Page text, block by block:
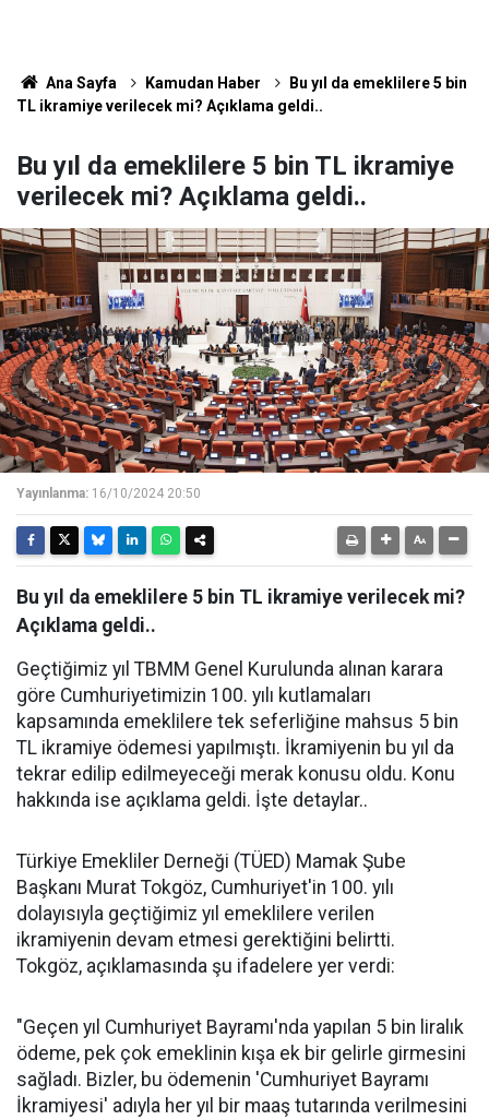
Ana Sayfa Kamudan Haber
Bu yıl da emeklilere 5 bin
TL ikramiye verilecek mi? Açıklama geldi..
Bu yıl da emeklilere 5 bin TL ikramiye
verilecek mi? Açıklama geldi..
Yayınlanma: 16/10/2024 20:50
Bu yıl da emeklilere 5 bin TL ikramiye verilecek mi?
Açıklama geldi..
Geçtiğimiz yıl TBMM Genel Kurulunda alınan karara
göre Cumhuriyetimizin 100. yılı kutlamaları
kapsamında emeklilere tek seferliğine mahsus 5 bin
TL ikramiye ödemesi yapılmıştı. İkramiyenin bu yıl da
tekrar edilip edilmeyeceği merak konusu oldu. Konu
hakkında ise açıklama geldi. İşte detaylar..
Türkiye Emekliler Derneği (TÜED) Mamak Şube
Başkanı Murat Tokgöz, Cumhuriyet'in 100. yılı
dolayısıyla geçtiğimiz yıl emeklilere verilen
ikramiyenin devam etmesi gerektiğini belirtti.
Tokgöz, açıklamasında şu ifadelere yer verdi:
"Geçen yıl Cumhuriyet Bayramı'nda yapılan 5 bin liralık
ödeme, pek çok emeklinin kışa ek bir gelirle girmesini
sağladı. Bizler, bu ödemenin 'Cumhuriyet Bayramı
İkramiyesi' adıyla her yıl bir maaş tutarında verilmesini